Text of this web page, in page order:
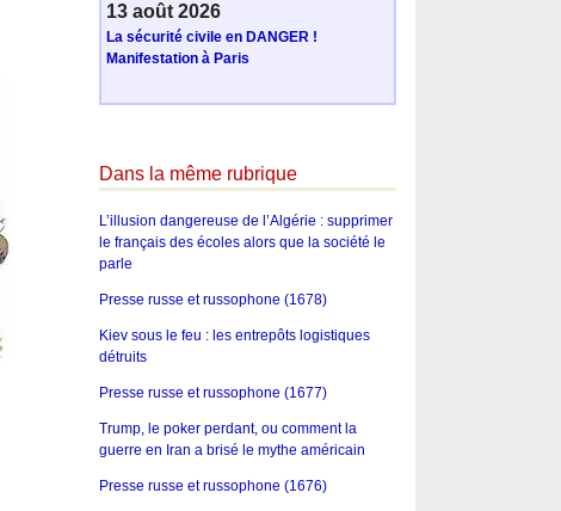
13 août 2026
La sécurité civile en DANGER !
Manifestation à Paris
Dans la même rubrique
L’illusion dangereuse de l’Algérie : supprimer
le français des écoles alors que la société le
parle
Presse russe et russophone (1678)
Kiev sous le feu : les entrepôts logistiques
détruits
Presse russe et russophone (1677)
Trump, le poker perdant, ou comment la
guerre en Iran a brisé le mythe américain
Presse russe et russophone (1676)